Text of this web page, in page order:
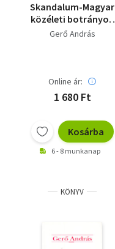
Skandalum-Magyar
közéleti botrányok
1843-19991
Gerő András
Online ár:
1 680 Ft
Kosárba
6 - 8 munkanap
KÖNYV